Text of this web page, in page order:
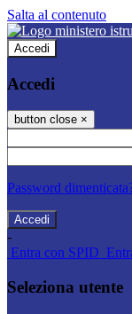
Salta al contenuto
Accedi
Accedi
button close ×
Password
-
Entra con SPID
Seleziona utente